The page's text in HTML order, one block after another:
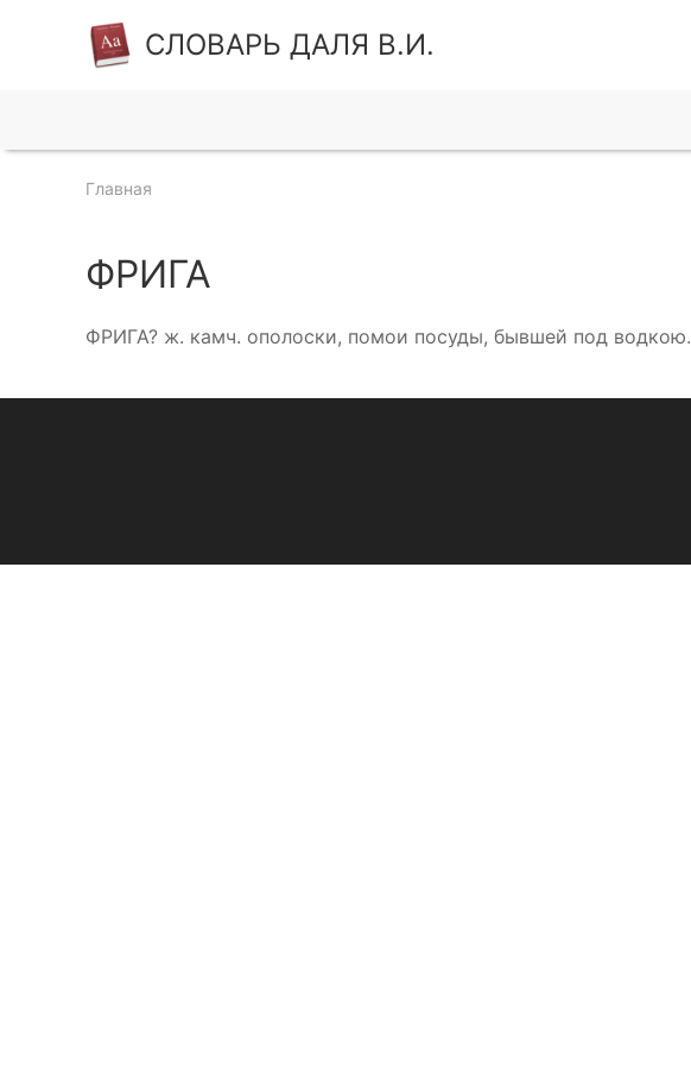
СЛОВАРЬ ДАЛЯ В.И.
Главная
ФРИГА
ФРИГА? ж. камч. ополоски, помои посуды, бывшей под водкою.